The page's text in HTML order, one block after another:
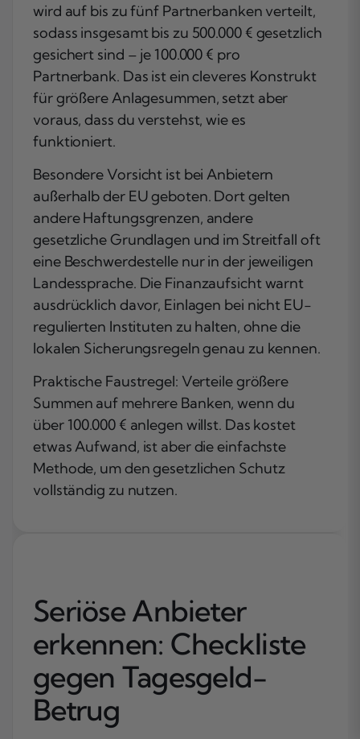
wird auf bis zu fünf Partnerbanken verteilt,
sodass insgesamt bis zu 500.000 € gesetzlich
gesichert sind – je 100.000 € pro
Partnerbank. Das ist ein cleveres Konstrukt
für größere Anlagesummen, setzt aber
voraus, dass du verstehst, wie es
funktioniert.
Besondere Vorsicht ist bei Anbietern
außerhalb der EU geboten. Dort gelten
andere Haftungsgrenzen, andere
gesetzliche Grundlagen und im Streitfall oft
eine Beschwerdestelle nur in der jeweiligen
Landessprache. Die Finanzaufsicht warnt
ausdrücklich davor, Einlagen bei nicht EU-
regulierten Instituten zu halten, ohne die
lokalen Sicherungsregeln genau zu kennen.
Praktische Faustregel: Verteile größere
Summen auf mehrere Banken, wenn du
über 100.000 € anlegen willst. Das kostet
etwas Aufwand, ist aber die einfachste
Methode, um den gesetzlichen Schutz
vollständig zu nutzen.
Seriöse Anbieter
erkennen: Checkliste
gegen Tagesgeld-
Betrug